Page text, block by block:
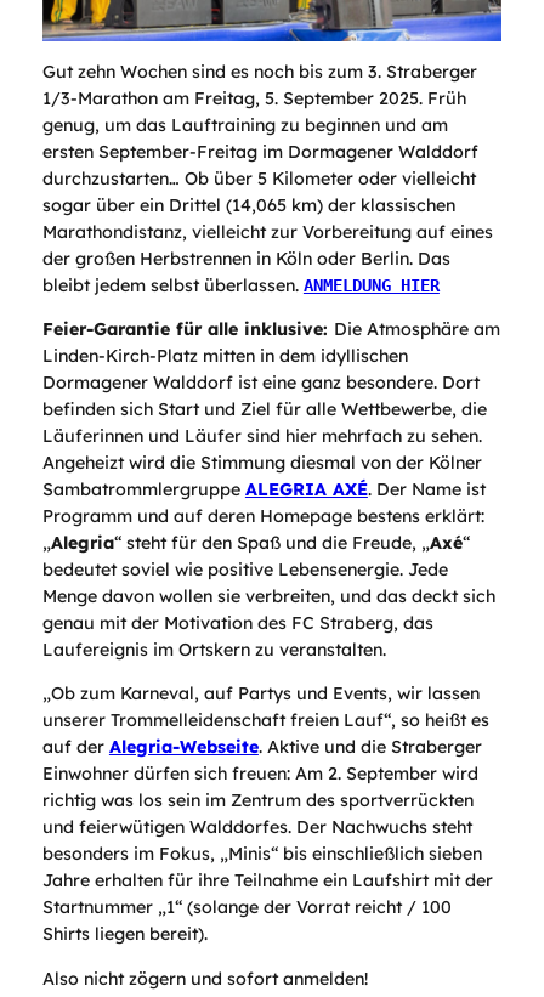
Gut zehn Wochen sind es noch bis zum 3. Straberger
1/3-Marathon am Freitag, 5. September 2025. Früh
genug, um das Lauftraining zu beginnen und am
ersten September-Freitag im Dormagener Walddorf
durchzustarten… Ob über 5 Kilometer oder vielleicht
sogar über ein Drittel (14,065 km) der klassischen
Marathondistanz, vielleicht zur Vorbereitung auf eines
der großen Herbstrennen in Köln oder Berlin. Das
bleibt jedem selbst überlassen. ANMELDUNG HIER
Feier-Garantie für alle inklusive: Die Atmosphäre am
Linden-Kirch-Platz mitten in dem idyllischen
Dormagener Walddorf ist eine ganz besondere. Dort
befinden sich Start und Ziel für alle Wettbewerbe, die
Läuferinnen und Läufer sind hier mehrfach zu sehen.
Angeheizt wird die Stimmung diesmal von der Kölner
Sambatrommlergruppe ALEGRIA AXÉ. Der Name ist
Programm und auf deren Homepage bestens erklärt:
„Alegria“ steht für den Spaß und die Freude, „Axé“
bedeutet soviel wie positive Lebensenergie. Jede
Menge davon wollen sie verbreiten, und das deckt sich
genau mit der Motivation des FC Straberg, das
Laufereignis im Ortskern zu veranstalten.
„Ob zum Karneval, auf Partys und Events, wir lassen
unserer Trommelleidenschaft freien Lauf“, so heißt es
auf der Alegria-Webseite. Aktive und die Straberger
Einwohner dürfen sich freuen: Am 2. September wird
richtig was los sein im Zentrum des sportverrückten
und feierwütigen Walddorfes. Der Nachwuchs steht
besonders im Fokus, „Minis“ bis einschließlich sieben
Jahre erhalten für ihre Teilnahme ein Laufshirt mit der
Startnummer „1“ (solange der Vorrat reicht / 100
Shirts liegen bereit).
Also nicht zögern und sofort anmelden!